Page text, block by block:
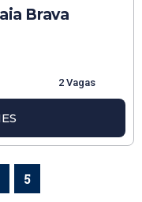
Brava
2 Vagas
5